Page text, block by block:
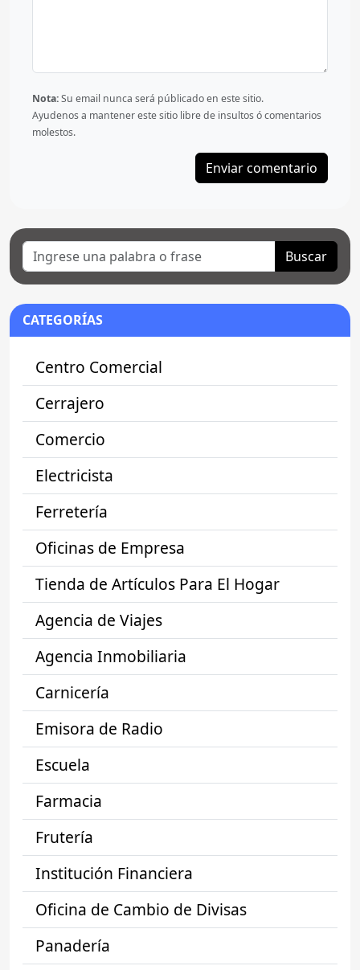
Nota:Su email nunca será públicado en este sitio.
Ayudenos a mantener este sitio libre de insultos ó comentarios
molestos.
Buscar
CATEGORÍAS
Centro Comercial
Cerrajero
Comercio
Electricista
Ferretería
Oficinas de Empresa
Tienda de Artículos Para El Hogar
Agencia de Viajes
Agencia Inmobiliaria
Carnicería
Emisora de Radio
Escuela
Farmacia
Frutería
Institución Financiera
Oficina de Cambio de Divisas
Panadería